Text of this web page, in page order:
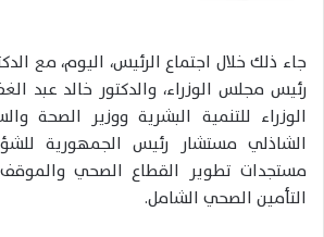
جاء ذلك خلال اجتماع الرئيس، اليوم، مع
رئيس مجلس الوزراء، والدكتور خالد عبد
الوزراء للتنمية البشرية ووزير الصحة
الشاذلي مستشار رئيس الجمهورية
مستجدات تطوير القطاع الصحي
التأمين الصحي الشامل.